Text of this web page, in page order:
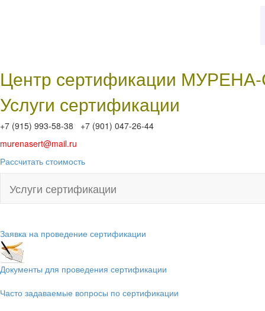
Центр сертификации
Услуги сертификации
+7 (915) 993-58-38 +7 (901) 047-26-44
murenasert@mail.ru
Рассчитать стоимость
Услуги сертификации
Заявка на проведение сертификации
Документы для проведения сертификации
Часто задаваемые вопросы по сертификации